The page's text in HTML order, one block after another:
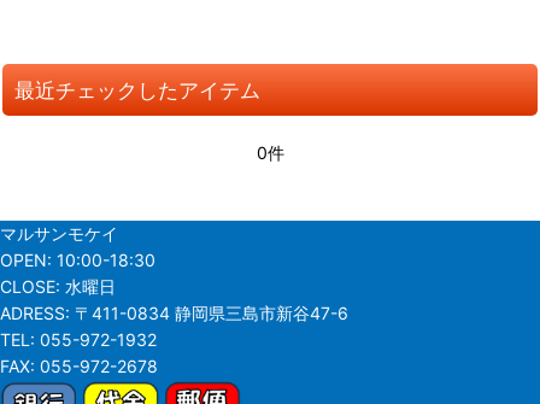
並び順:
絞り込む
最近チェックしたアイテム
0件
マルサンモケイ
OPEN: 10:00-18:30
CLOSE: 水曜日
ADRESS: 〒411-0834 静岡県三島市新谷47-6
TEL: 055-972-1932
FAX: 055-972-2678